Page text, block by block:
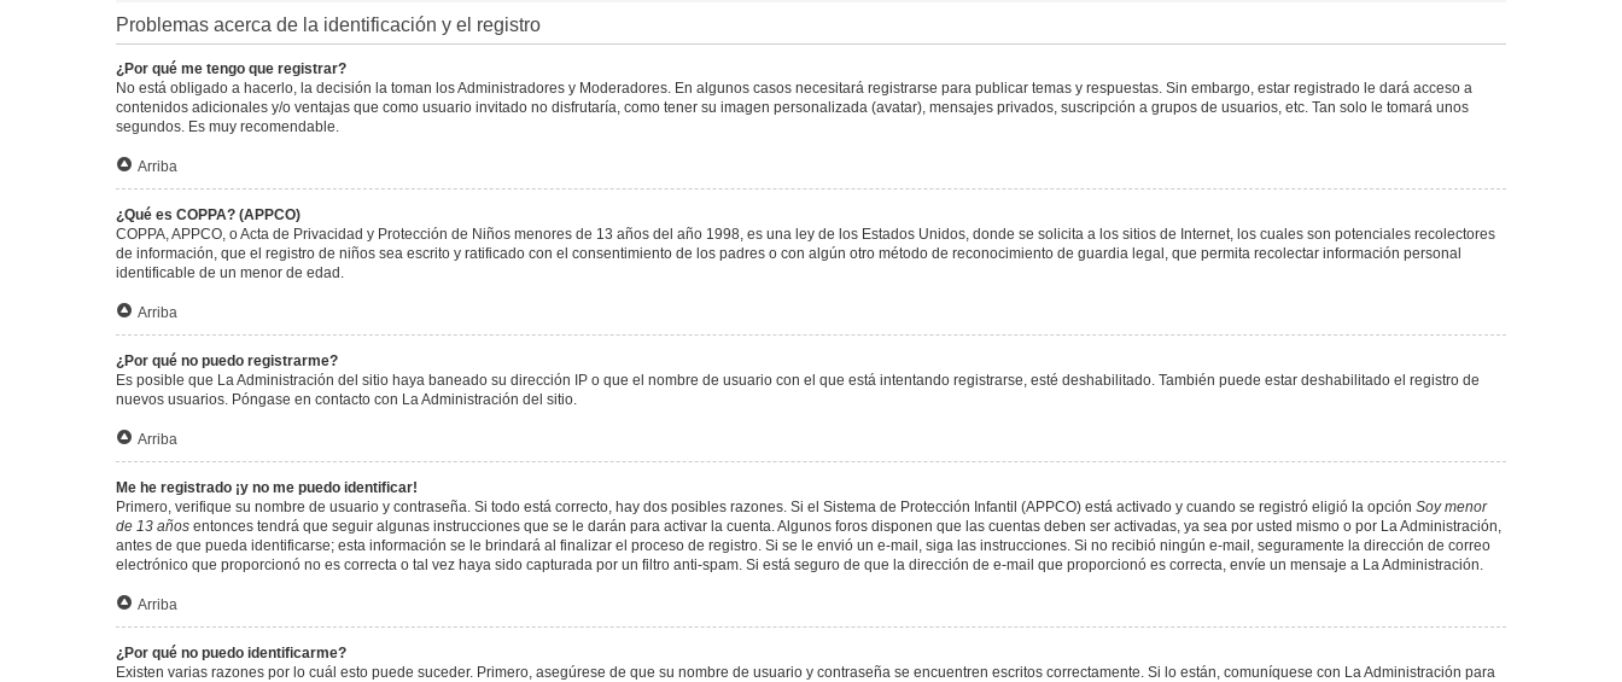
Problemas acerca de la identificación y el registro
¿Por qué me tengo que registrar?
No está obligado a hacerlo, la decisión la toman los Administradores y Moderadores. En algunos casos necesitará registrarse para publicar temas y respuestas. Sin embargo, estar registrado le dará acceso a
contenidos adicionales y/o ventajas que como usuario invitado no disfrutaría, como tener su imagen personalizada (avatar), mensajes privados, suscripción a grupos de usuarios, etc. Tan solo le tomará unos
segundos. Es muy recomendable.
Arriba
¿Qué es COPPA? (APPCO)
COPPA, APPCO, o Acta de Privacidad y Protección de Niños menores de 13 años del año 1998, es una ley de los Estados Unidos, donde se solicita a los sitios de Internet, los cuales son potenciales recolectores
de información, que el registro de niños sea escrito y ratificado con el consentimiento de los padres o con algún otro método de reconocimiento de guardia legal, que permita recolectar información personal
identificable de un menor de edad.
Arriba
¿Por qué no puedo registrarme?
Es posible que La Administración del sitio haya baneado su dirección IP o que el nombre de usuario con el que está intentando registrarse, esté deshabilitado. También puede estar deshabilitado el registro de
nuevos usuarios. Póngase en contacto con La Administración del sitio.
Arriba
Me he registrado ¡y no me puedo identificar!
Primero, verifique su nombre de usuario y contraseña. Si todo está correcto, hay dos posibles razones. Si el Sistema de Protección Infantil (APPCO) está activado y cuando se registró eligió la opción Soy menor
de 13 años entonces tendrá que seguir algunas instrucciones que se le darán para activar la cuenta. Algunos foros disponen que las cuentas deben ser activadas, ya sea por usted mismo o por La Administración,
antes de que pueda identificarse; esta información se le brindará al finalizar el proceso de registro. Si se le envió un e-mail, siga las instrucciones. Si no recibió ningún e-mail, seguramente la dirección de correo
electrónico que proporcionó no es correcta o tal vez haya sido capturada por un filtro anti-spam. Si está seguro de que la dirección de e-mail que proporcionó es correcta, envíe un mensaje a La Administración.
Arriba
¿Por qué no puedo identificarme?
Existen varias razones por lo cuál esto puede suceder. Primero, asegúrese de que su nombre de usuario y contraseña se encuentren escritos correctamente. Si lo están, comuníquese con La Administración para